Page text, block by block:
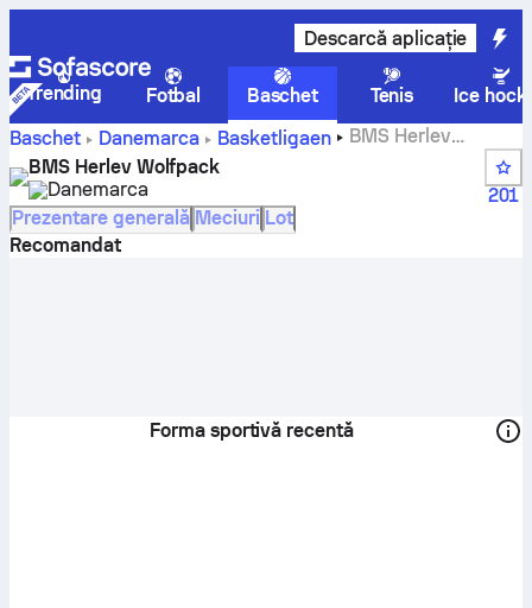
Descarcă aplicație
Trending Fotbal Baschet Tenis
Ice
Baschet
Danemarca Basketligaen
BMS Herlev
Wolfpack scoruri, clasamente, program și jucători
BMS Herlev Wolfpack
Danemarca
201
Prezentare generală Meciuri Lot
Recomandat
Forma sportivă recentă